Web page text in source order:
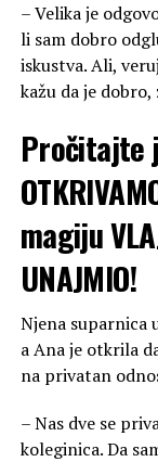
– Velika je
li sam dobro
iskustva. Ali,
kažu da je
Pročitajte
magiju
UNAJMIO!
Njena suparnica
a Ana je otkrila
na privatan
– Nas dve se
koleginica. Da